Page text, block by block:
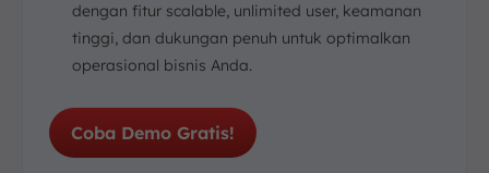
dengan fitur scalable, unlimited user, keamanan
tinggi, dan dukungan penuh untuk optimalkan
operasional bisnis Anda.
Coba Demo Gratis!